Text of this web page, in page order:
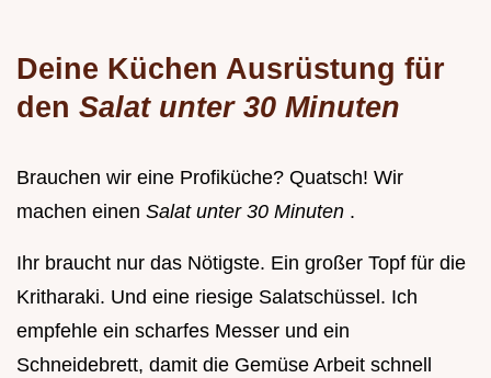
Deine Küchen Ausrüstung für
den Salat unter 30 Minuten
Brauchen wir eine Profiküche? Quatsch! Wir
machen einen Salat unter 30 Minuten .
Ihr braucht nur das Nötigste. Ein großer Topf für die
Kritharaki. Und eine riesige Salatschüssel. Ich
empfehle ein scharfes Messer und ein
Schneidebrett, damit die Gemüse Arbeit schnell